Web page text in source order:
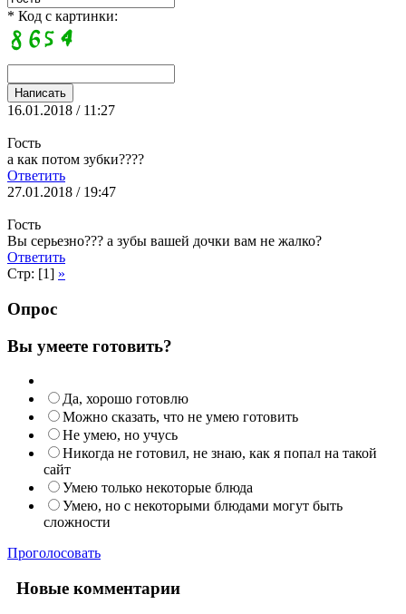
* Код с картинки:
16.01.2018 / 11:27
Гость
а как потом зубки????
Ответить
27.01.2018 / 19:47
Гость
Вы серьезно??? а зубы вашей дочки вам не жалко?
Ответить
Стр: [1] »
Опрос
Вы умеете готовить?
Да, хорошо готовлю
Можно сказать, что не умею готовить
Не умею, но учусь
Никогда не готовил, не знаю, как я попал на такой
сайт
Умею только некоторые блюда
Умею, но с некоторыми блюдами могут быть
сложности
Проголосовать
Новые комментарии